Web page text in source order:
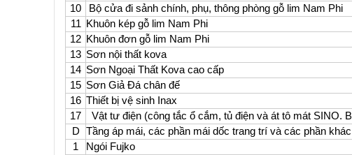
10
Bộ cửa đi sảnh chính, phụ, thông phòng gỗ lim Nam Phi
11 Khuôn kép gỗ lim Nam Phi
12 Khuôn đơn gỗ lim Nam Phi
13 Sơn nội thất kova
14 Sơn Ngoại Thất Kova cao cấp
15 Sơn Giả Đá chân đế
16 Thiết bị vệ sinh Inax
17
Vật tư điện (công tắc ổ cắm, tủ điện và át tô mát SINO.
D Tầng áp mái, các phần mái dốc trang trí và các phần khác
1
Ngói Fujko